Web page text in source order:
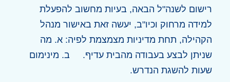
רישום לשנה"ל הבאה, בעיות מחשוב להפעלת
למידה מרחוק וכיו"ב, יעשה זאת באישור מנהל
הקהילה, תחת מדיניות מצמצמת לפיה: א. מה
שניתן לבצע בעבודה מהבית עדיף. ב. מינימום
שעות להשגת הנדרש.